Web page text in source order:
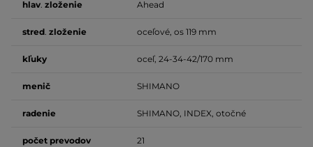
hlav. zloženie Ahead
stred. zloženie oceľové, os 119 mm
kľuky oceľ, 24-34-42/170 mm
menič SHIMANO
radenie SHIMANO, INDEX, otočné
počet prevodov 21